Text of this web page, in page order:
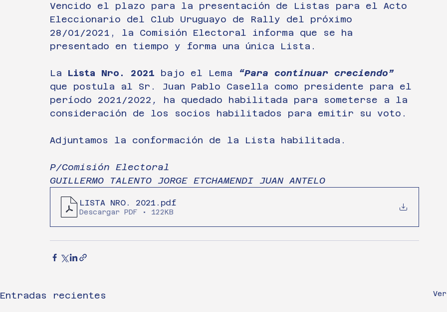
Vencido el plazo para la presentación de Listas para el Acto
Eleccionario del Club Uruguayo de Rally del próximo
28/01/2021, la Comisión Electoral informa que se ha
presentado en tiempo y forma una única Lista.
La Lista Nro. 2021 bajo el Lema
“Para continuar creciendo”
que postula al Sr. Juan Pablo Casella como presidente para el
período 2021/2022 , ha quedado habilitada para someterse a la
consideración de los socios habilitados para emitir su voto.
Adjuntamos la conformación de la Lista habilitada.
P/Comisión Electoral
GUILLERMO TALENTO JORGE ETCHAMENDI JUAN ANTELO
LISTA NRO. 2021 .pdf
Descargar PDF • 122KB
Entradas recientes